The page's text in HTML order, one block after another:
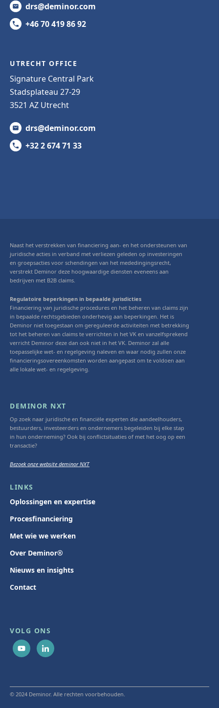
drs@deminor.com
+46 70 419 86 92
UTRECHT OFFICE
Signature Central Park
Stadsplateau 27-29
3521 AZ Utrecht
drs@deminor.com
+32 2 674 71 33
Naast het verstrekken van financiering aan- en het ondersteunen van
juridische acties in verband met verliezen geleden op investeringen
en groepsacties voor schendingen van het mededingingsrecht,
verstrekt Deminor deze hoogwaardige diensten eveneens aan
bedrijven met B2B claims.
Regulatoire beperkingen in bepaalde jurisdicties
Financiering van juridische procedures en het beheren van claims zijn
in bepaalde rechtsgebieden onderhevig aan beperkingen. Het is
Deminor niet toegestaan om gereguleerde activiteiten met betrekking
tot het beheren van claims te verrichten in het VK en vanzelfsprekend
verricht Deminor deze dan ook niet in het VK. Deminor zal alle
toepasselijke wet- en regelgeving naleven en waar nodig zullen onze
financieringsovereenkomsten worden aangepast om te voldoen aan
alle lokale wet- en regelgeving.
DEMINOR NXT
Op zoek naar juridische en financiële experten die aandeelhouders,
bestuurders, investeerders en ondernemers begeleiden bij elke stap
in hun onderneming? Ook bij conflictsituaties of met het oog op een
transactie?
Bezoek onze website deminor NXT
LINKS
Oplossingen en expertise
Procesfinanciering
Met wie we werken
Over Deminor®
Nieuws en insights
Contact
VOLG ONS
© 2024 Deminor. Alle rechten voorbehouden.